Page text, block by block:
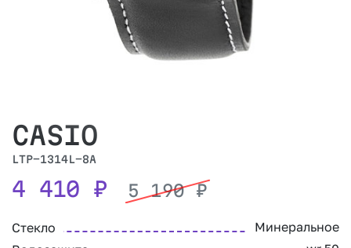
CASIO
LTP-1314L-8A
4 410 ₽ 5 190₽
Стекло
Минеральное